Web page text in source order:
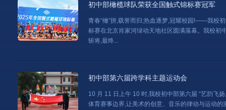
初中部橄榄球队荣获全国触式锦标赛冠军
青春“橄”拼,载誉而归;热血逐梦,冠耀校园!——我校
标赛在北京肖家河绿动天地社区圆满落幕。我校初
斩将,最终...
初中部第六届跨学科主题运动会
10 月 11 日上午 10 时,我校初中部第六届 “艺韵飞
体育赛事边界,让美术的创意、音乐的律动与运动